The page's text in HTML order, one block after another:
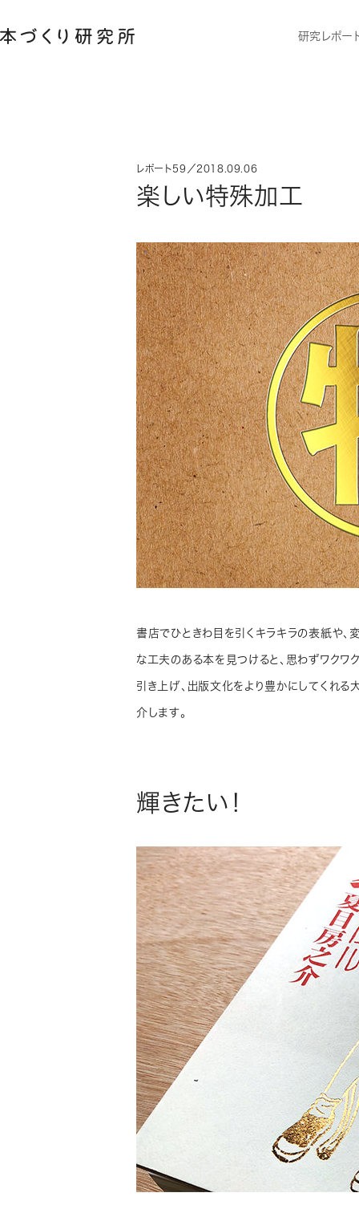
研究レポー
レポート59／2018.09.06
楽しい特殊加工
書店でひときわ目を引くキラキラの表紙や、
な工夫のある本を見つけると、思わずワクワ
引き上げ、出版文化をより豊かにしてくれ
介します。
輝きたい！